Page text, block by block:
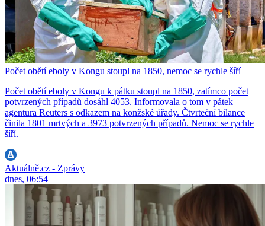
Počet obětí eboly v Kongu stoupl na 1850, nemoc se rychle šíří
Počet obětí eboly v Kongu k pátku stoupl na 1850, zatímco počet
potvrzených případů dosáhl 4053. Informovala o tom v pátek
agentura Reuters s odkazem na konžské úřady. Čtvrteční bilance
činila 1801 mrtvých a 3973 potvrzených případů. Nemoc se rychle
šíří.
Aktuálně.cz - Zprávy
dnes, 06:54